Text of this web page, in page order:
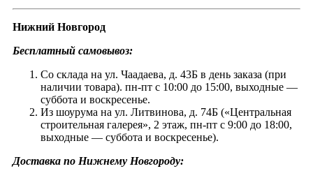
Нижний Новгород
Бесплатный самовывоз:
Со склада на ул. Чаадаева, д. 43Б в день заказа (при
наличии товара). пн-пт с 10:00 до 15:00, выходные —
суббота и воскресенье.
Из шоурума на ул. Литвинова, д. 74Б («Центральная
строительная галерея», 2 этаж, пн-пт с 9:00 до 18:00,
выходные — суббота и воскресенье).
Доставка по Нижнему Новгороду: